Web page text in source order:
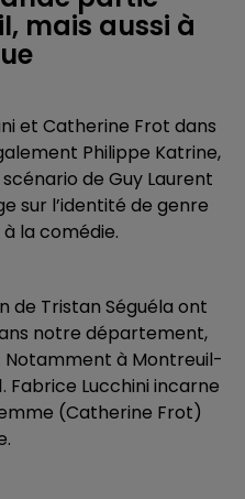
mais aussi à
et Catherine Frot dans
Philippe Katrine,
de Guy Laurent
sur l’identité de genre
la comédie.
de Tristan Séguéla ont
notre département,
Notamment à Montreuil-
Fabrice Lucchini incarne
(Catherine Frot)